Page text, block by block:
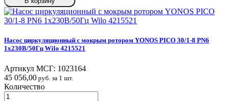
Насос циркуляционный с мокрым ротором YONOS PICO 30/1-8 PN6
1х230В/50Гц Wilo 4215521
Артикул МСГ: 1023164
45 056,00 руб. за 1 шт.
Количество